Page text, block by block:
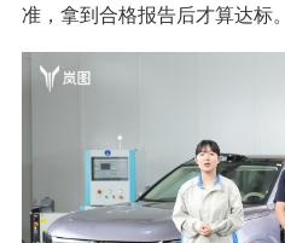
准，拿到合格报告后才算达标。